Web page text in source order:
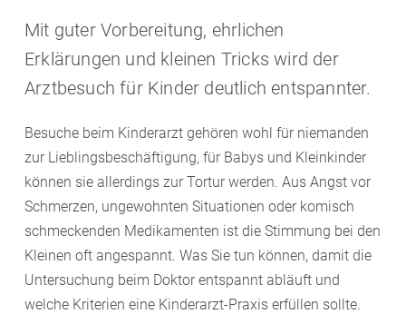
Mit guter Vorbereitung, ehrlichen
Erklärungen und kleinen Tricks wird der
Arztbesuch für Kinder deutlich entspannter.
Besuche beim Kinderarzt gehören wohl für niemanden
zur Lieblingsbeschäftigung, für Babys und Kleinkinder
können sie allerdings zur Tortur werden. Aus Angst vor
Schmerzen, ungewohnten Situationen oder komisch
schmeckenden Medikamenten ist die Stimmung bei den
Kleinen oft angespannt. Was Sie tun können, damit die
Untersuchung beim Doktor entspannt abläuft und
welche Kriterien eine Kinderarzt-Praxis erfüllen sollte.